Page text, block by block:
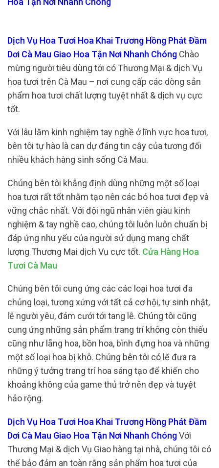
Dịch Vụ Hoa Tươi Hoa Khai Trương Hồng Phát Đầm
Dơi Cà Mau Giao Hoa Tận Nơi Nhanh Chóng Chào
mừng người tiêu dùng tới có Thương Mại & dịch Vụ
hoa tươi trên Cà Mau – nơi cung cấp các dòng sản
phẩm hoa tươi chất lượng tuyệt nhất & dịch vụ cực
tốt.
Với lâu lăm kinh nghiệm tay nghề ở lĩnh vực hoa tươi,
bên tôi tự hào là can dự đáng tin cậy của tương đối
nhiều khách hàng sinh sống Cà Mau.
Chúng bên tôi khẳng định dùng những một số loại
hoa tươi rất tốt nhằm tạo nên các bó hoa tươi đẹp và
vững chắc nhất. Với đội ngũ nhân viên giàu kinh
nghiệm & tay nghề cao, chúng tôi luôn luôn chuẩn bị
đáp ứng nhu yếu của người sử dụng mang chất
lượng Thương Mại dịch Vụ cực tốt. Cửa Hàng Hoa
Tươi Cà Mau
Chúng bên tôi cung ứng các các loại hoa tươi đa
chủng loại, tương xứng với tất cả cơ hội, tự sinh nhật,
lễ người yêu, đám cưới tới tang lễ. Chúng tôi cũng
cung ứng những sản phẩm trang trí không còn thiếu
cũng như lẵng hoa, bồn hoa, bình đựng hoa và những
một số loại hoa bị khô. Chúng bên tôi có lẽ đưa ra
những ý tưởng trang trí hoa sáng tạo để khiến cho
khoảng không của game thủ trở nên đẹp và tuyệt
hảo rộng.
Dịch Vụ Hoa Tươi Hoa Khai Trương Hồng Phát Đầm
Dơi Cà Mau Giao Hoa Tận Nơi Nhanh ChóngVới
Thương Mại & dịch Vụ Giao hàng tại nhà, chúng tôi có
thể bảo đảm an toàn rằng sản phẩm hoa tươi của